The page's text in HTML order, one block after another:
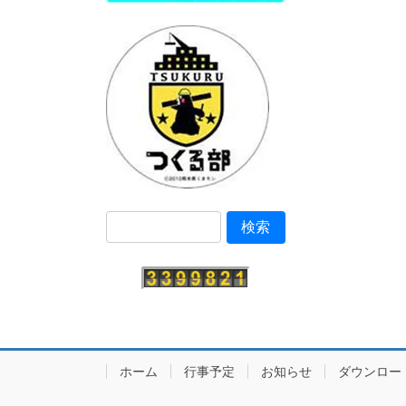
ホーム 行事予定 お知らせ ダウンロー